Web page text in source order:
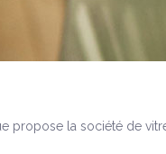
propose la société de